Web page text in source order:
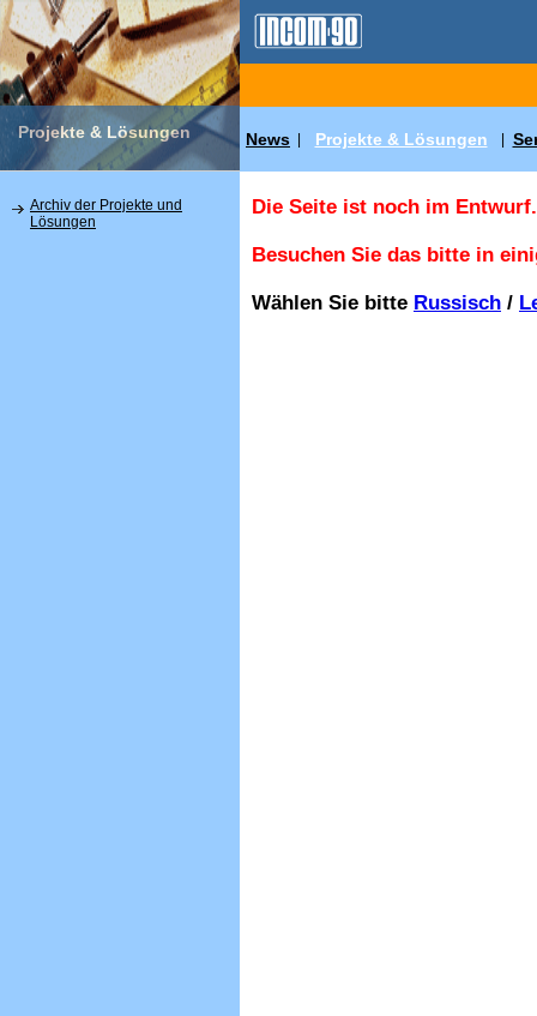
Projekte & Lösungen News Projekte & Lösungen
Archiv der Projekte und
Lösungen
Die Seite ist noch im Entwurf.
Besuchen Sie das bitte in
Wählen Sie bitte Russisch /